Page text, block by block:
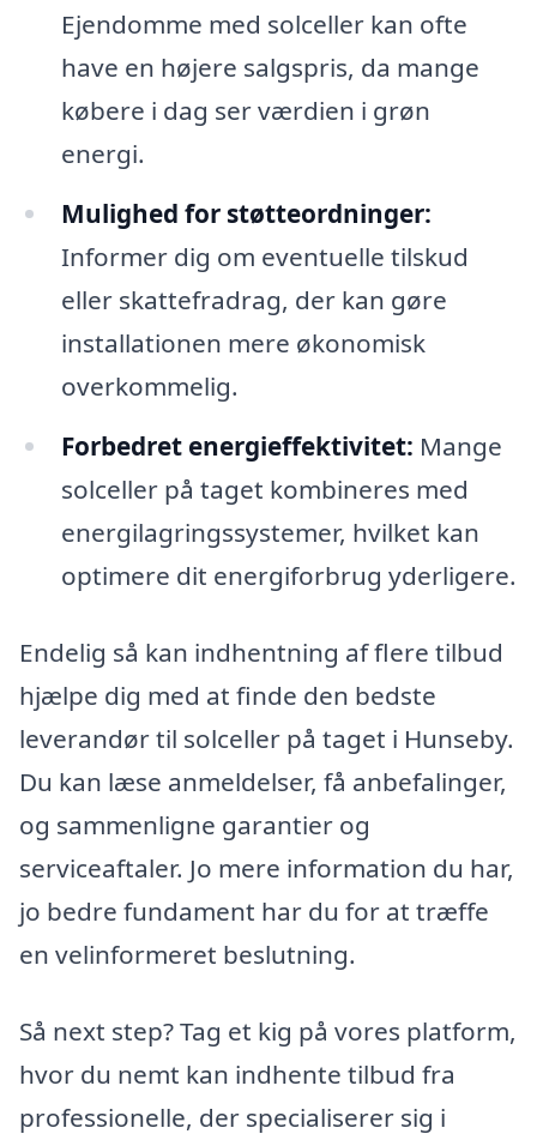
Ejendomme med solceller kan ofte
have en højere salgspris, da mange
købere i dag ser værdien i grøn
energi.
Mulighed for støtteordninger:
Informer dig om eventuelle tilskud
eller skattefradrag, der kan gøre
installationen mere økonomisk
overkommelig.
Forbedret energieffektivitet: Mange
solceller på taget kombineres med
energilagringssystemer, hvilket kan
optimere dit energiforbrug yderligere.
Endelig så kan indhentning af flere tilbud
hjælpe dig med at finde den bedste
leverandør til solceller på taget i Hunseby.
Du kan læse anmeldelser, få anbefalinger,
og sammenligne garantier og
serviceaftaler. Jo mere information du har,
jo bedre fundament har du for at træffe
en velinformeret beslutning.
Så next step? Tag et kig på vores platform,
hvor du nemt kan indhente tilbud fra
professionelle, der specialiserer sig i